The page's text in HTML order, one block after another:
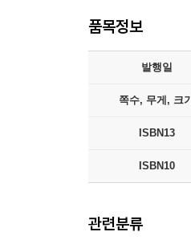
품목정보
발행일
쪽수, 무게, 크기
ISBN13
ISBN10
관련분류